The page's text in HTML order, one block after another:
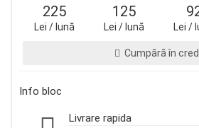
225
Lei / lună
125
Lei / lună Lei /
Cumpără în
Info bloc
Livrare rapida